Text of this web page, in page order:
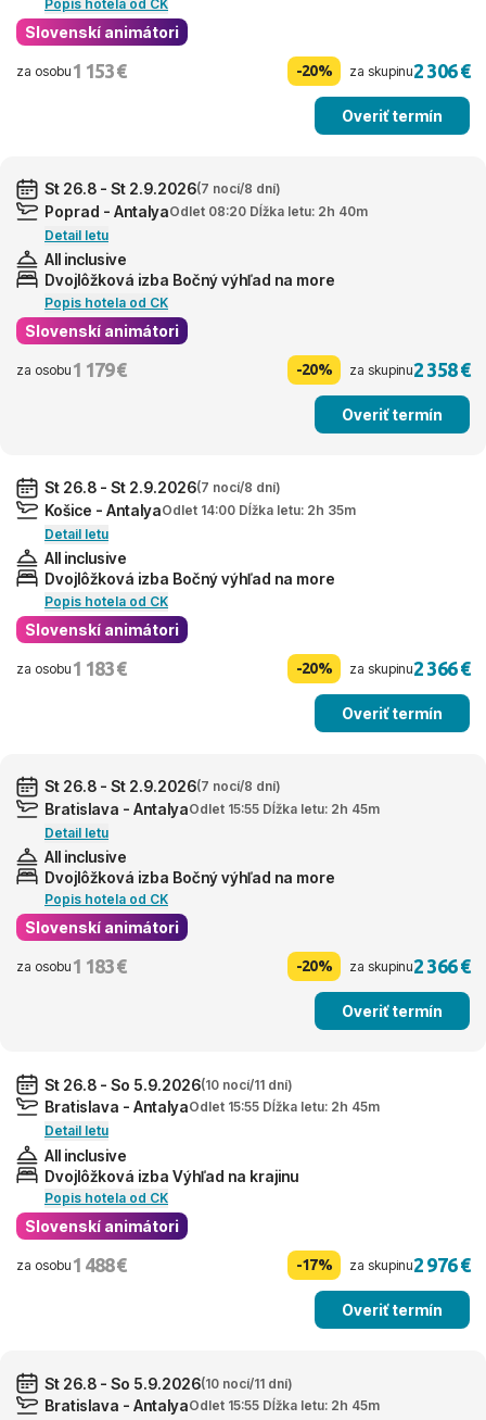
Popis hotela od CK
Slovenskí animátori
za osobu 1 153 € -20% za skupinu2 306 €
Overiť termín
St 26.8 - St 2.9.2026(7 nocí/8 dní)
Poprad - AntalyaOdlet 08:20 Dĺžka letu: 2h 40m
Detail letu
All inclusive
Dvojlôžková izba Bočný výhľad na more
Popis hotela od CK
Slovenskí animátori
za osobu 1 179 € -20% za skupinu2 358 €
Overiť termín
St 26.8 - St 2.9.2026(7 nocí/8 dní)
Košice - AntalyaOdlet 14:00 Dĺžka letu: 2h 35m
Detail letu
All inclusive
Dvojlôžková izba Bočný výhľad na more
Popis hotela od CK
Slovenskí animátori
za osobu 1 183 € -20% za skupinu2 366 €
Overiť termín
St 26.8 - St 2.9.2026(7 nocí/8 dní)
Bratislava - AntalyaOdlet 15:55 Dĺžka letu: 2h 45m
Detail letu
All inclusive
Dvojlôžková izba Bočný výhľad na more
Popis hotela od CK
Slovenskí animátori
za osobu 1 183 € -20% za skupinu2 366 €
Overiť termín
St 26.8 - So 5.9.2026(10 nocí/11 dní)
Bratislava - AntalyaOdlet 15:55 Dĺžka letu: 2h 45m
Detail letu
All inclusive
Dvojlôžková izba Výhľad na krajinu
Popis hotela od CK
Slovenskí animátori
za osobu 1 488 € -17% za skupinu2 976 €
Overiť termín
St 26.8 - So 5.9.2026(10 nocí/11 dní)
Bratislava - AntalyaOdlet 15:55 Dĺžka letu: 2h 45m